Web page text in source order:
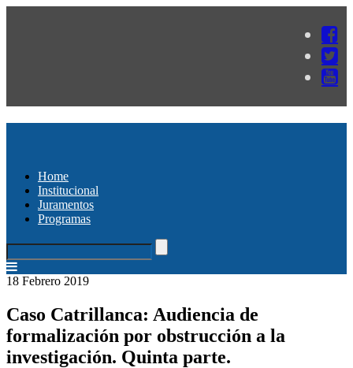
Home
Institucional
Juramentos
Programas
18 Febrero 2019
Caso Catrillanca: Audiencia de
formalización por obstrucción a la
investigación. Quinta parte.